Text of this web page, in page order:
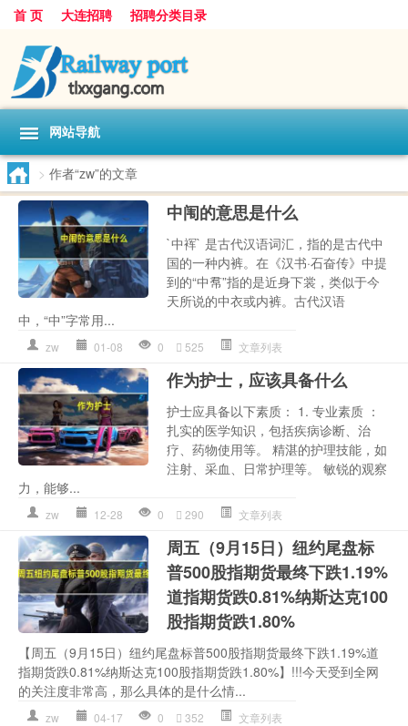
首 页 大连招聘 招聘分类目录
网站导航
> 作者“zw”的文章
中闱的意思是什么
`中裈` 是古代汉语词汇，指的是古代中
国的一种内裤。在《汉书·石奋传》中提
到的“中帬”指的是近身下裳，类似于今
天所说的中衣或内裤。古代汉语
中，“中”字常用...
zw 01-08 0 525 文章列表
作为护士，应该具备什么
护士应具备以下素质： 1. 专业素质 ：
扎实的医学知识，包括疾病诊断、治
疗、药物使用等。 精湛的护理技能，如
注射、采血、日常护理等。 敏锐的观察
力，能够...
zw 12-28 0 290 文章列表
周五（9月15日）纽约尾盘标
普500股指期货最终下跌1.19%
道指期货跌0.81%纳斯达克100
股指期货跌1.80%
【周五（9月15日）纽约尾盘标普500股指期货最终下跌1.19%道
指期货跌0.81%纳斯达克100股指期货跌1.80%】!!!今天受到全网
的关注度非常高，那么具体的是什么情...
zw 04-17 0 352 文章列表